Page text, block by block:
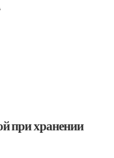
при хранении